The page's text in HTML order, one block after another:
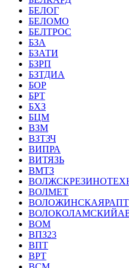
БЕЛОГ
БЕЛОМО
БЕЛТРОС
БЗА
БЗАТИ
БЗРП
БЗТДИА
БОР
БРТ
БХЗ
БЦМ
ВЗМ
ВЗТЗЧ
ВИПРА
ВИТЯЗЬ
ВМТЗ
ВОЛМЕТ
ВОЛОЖИНСКАЯРАПТ
ВОМ
ВПЗ23
ВПТ
ВРТ